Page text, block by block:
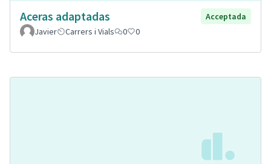
Aceras adaptadas
Acceptada
Javier
Carrers i Vials 0 0